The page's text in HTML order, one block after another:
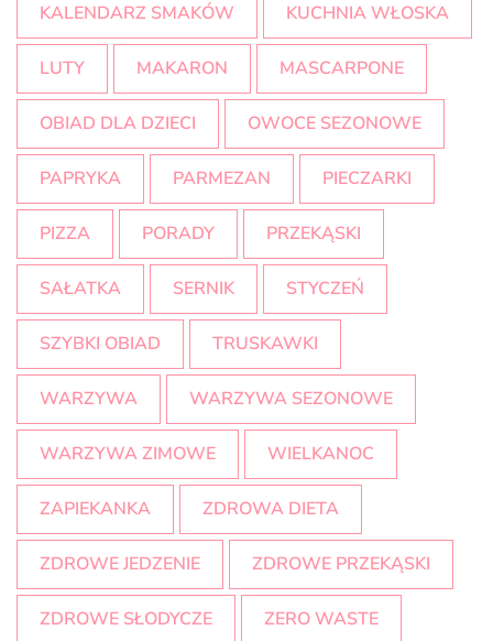
KALENDARZ SMAKÓW KUCHNIA WŁOSKA
LUTY MAKARON MASCARPONE
OBIAD DLA DZIECI OWOCE SEZONOWE
PAPRYKA PARMEZAN PIECZARKI
PIZZA PORADY PRZEKĄSKI
SAŁATKA SERNIK STYCZEŃ
SZYBKI OBIAD TRUSKAWKI
WARZYWA WARZYWA SEZONOWE
WARZYWA ZIMOWE WIELKANOC
ZAPIEKANKA ZDROWA DIETA
ZDROWE JEDZENIE ZDROWE PRZEKĄSKI
ZDROWE SŁODYCZE ZERO WASTE